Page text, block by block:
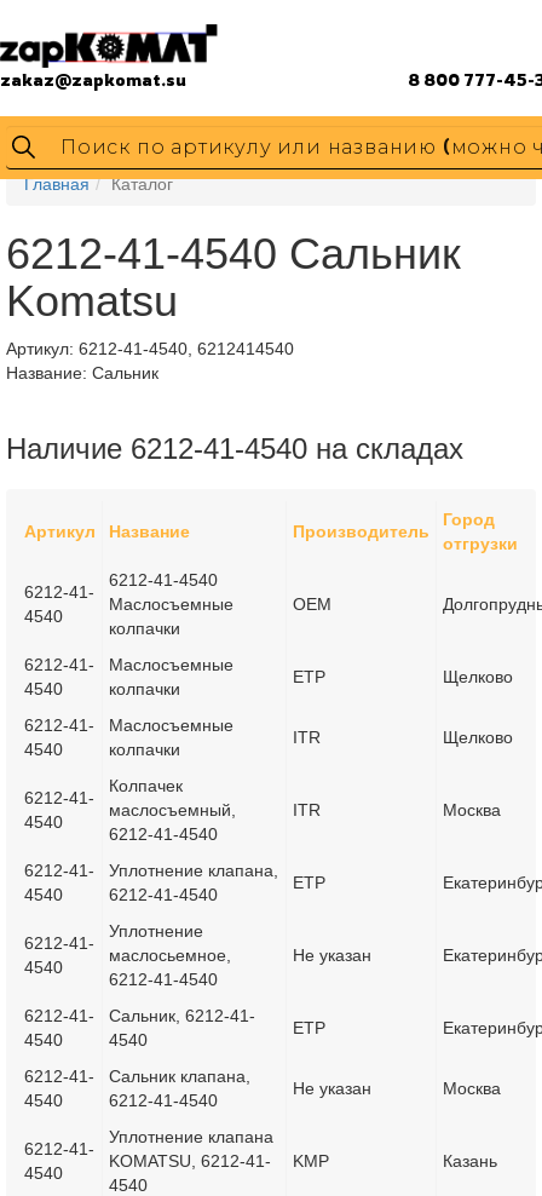
zakaz@zapkomat.su 8 800 777-45-
Главная Каталог
6212-41-4540 Сальник
Komatsu
Артикул: 6212-41-4540, 6212414540
Название: Сальник
Наличие 6212-41-4540 на складах
Артикул Название Производитель
Город
отгрузки
6212-41-
4540
6212-41-4540
Маслосъемные
колпачки
OEM
6212-41-
4540
Маслосъемные
колпачки
ETP Щелково
6212-41-
4540
Маслосъемные
колпачки
ITR Щелково
6212-41-
4540
Колпачек
маслосъемный,
6212-41-4540
ITR Москва
6212-41-
4540
Уплотнение клапана,
6212-41-4540
ETP
6212-41-
4540
Уплотнение
маслосьемное,
6212-41-4540
Не указан
6212-41-
4540
Сальник, 6212-41-
4540
ETP
6212-41-
4540
Сальник клапана,
6212-41-4540
Не указан Москва
6212-41-
4540
Уплотнение клапана
KOMATSU, 6212-41-
4540
KMP Казань